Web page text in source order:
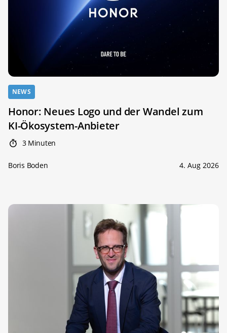
NEWS
Honor: Neues Logo und der Wandel zum
KI-Ökosystem-Anbieter
3 Minuten
Boris Boden 4. Aug 2026